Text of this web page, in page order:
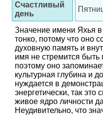
Счастливый
день
Значение имени Яхья в
тонко, потому что оно
духовную память и
имя не стремится
поэтому оно
культурная глубина и
нуждается в
энергетически, так это
живое ядро личности
Неудивительно, что